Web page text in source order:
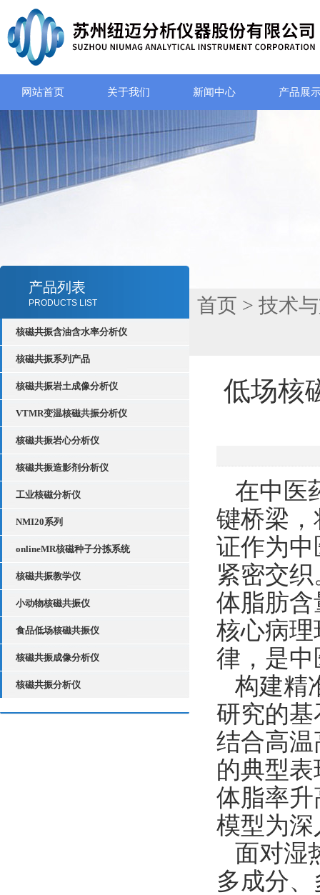
网站首页 关于我们 新闻中心 产品展
产品列表
PRODUCTS LIST
核磁共振含油含水率分析仪
核磁共振系列产品
核磁共振岩土成像分析仪
VTMR变温核磁共振分析仪
核磁共振岩心分析仪
核磁共振造影剂分析仪
工业核磁分析仪
NMI20系列
onlineMR核磁种子分拣系统
核磁共振教学仪
小动物核磁共振仪
食品低场核磁共振仪
核磁共振成像分析仪
核磁共振分析仪
首页 > 技术
低场核
在中医
键桥梁
证作为
紧密交
体脂肪
核心病
律，是
构建精
研究的
结合高
的典型
体脂率
模型为
面对湿
多成分